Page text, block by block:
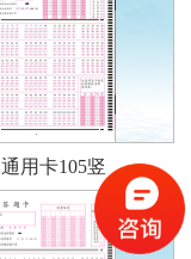
通用卡105竖